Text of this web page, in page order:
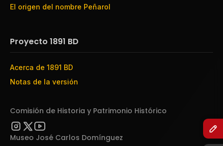
El origen del nombre Peñarol
Proyecto 1891 BD
Acerca de 1891 BD
Notas de la versión
Comisión de Historia y Patrimonio Histórico
Museo José Carlos Domínguez